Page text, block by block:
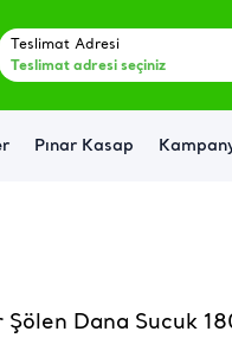
Teslimat Adresi
Teslimat adresi seçiniz
Pınar Kasap
Şölen Dana Sucuk